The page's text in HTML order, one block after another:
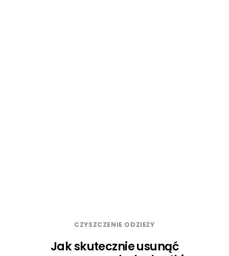
CZYSZCZENIE ODZIEŻY
Jak skutecznie usunąć